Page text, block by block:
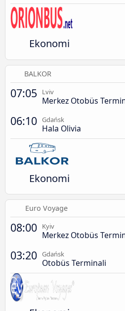
Ekonomi
BALKOR
07:05 Lviv
Merkez Otobüs
06:10 Gdańsk
Hala Olivia
Ekonomi
Euro Voyage
08:00 Kyiv
Merkez Otobüs
03:20 Gdańsk
Otobüs Terminali